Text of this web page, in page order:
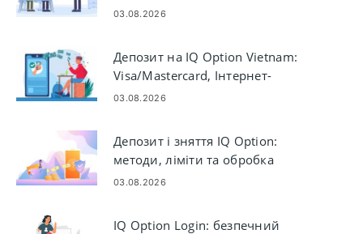
перших угод
03.08.2026
Депозит на IQ Option Vietnam:
Visa/Mastercard, Інтернет-
банкінг та електронні гаманці
03.08.2026
Депозит і зняття IQ Option:
методи, ліміти та обробка
03.08.2026
IQ Option Login: безпечний